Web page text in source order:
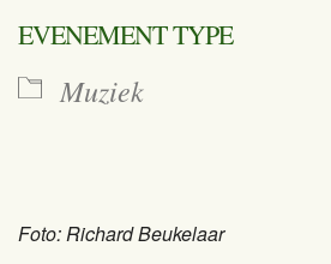
EVENEMENT TYPE
Muziek
Foto: Richard Beukelaar